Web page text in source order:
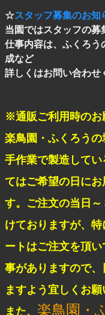
☆スタッフ募集のお知
当園ではスタッフの募
仕事内容は、ふくろう
成など
詳しくはお問い合わせ
※通販ご利用時のお
楽鳥園・ふくろう
手作業で製造して
てはご希望の日に
す。ご注文の当日
けておりますが、
ートはご注文を頂
事がありますので
ますよう宜しくお願
また、 楽鳥園・